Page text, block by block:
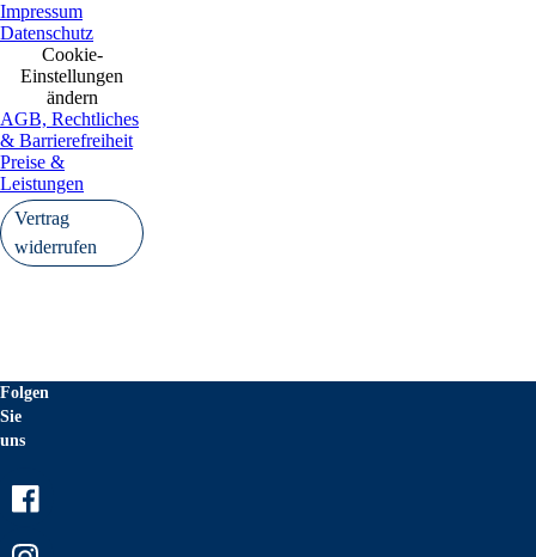
Impressum
Datenschutz
Cookie-
Einstellungen
ändern
AGB, Rechtliches
& Barrierefreiheit
Preise &
Leistungen
Vertrag
widerrufen
Folgen
Sie
uns